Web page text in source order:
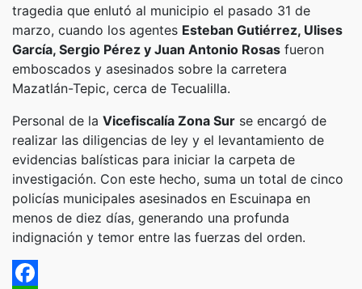
tragedia que enlutó al municipio el pasado 31 de
marzo, cuando los agentes Esteban Gutiérrez, Ulises
García, Sergio Pérez y Juan Antonio Rosas fueron
emboscados y asesinados sobre la carretera
Mazatlán-Tepic, cerca de Tecualilla.
​Personal de la Vicefiscalía Zona Sur se encargó de
realizar las diligencias de ley y el levantamiento de
evidencias balísticas para iniciar la carpeta de
investigación. Con este hecho, suma un total de cinco
policías municipales asesinados en Escuinapa en
menos de diez días, generando una profunda
indignación y temor entre las fuerzas del orden.